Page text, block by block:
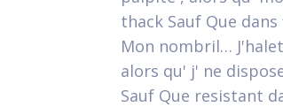
thack Sauf Que
Mon nombril…
alors qu' j' ne
Sauf Que resistant